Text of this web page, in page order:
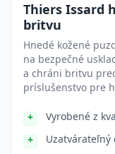
Thiers Issard
britvu
Hnedé kožené
na bezpečné
a chráni britvu
príslušenstvo pre
Vyrobené z